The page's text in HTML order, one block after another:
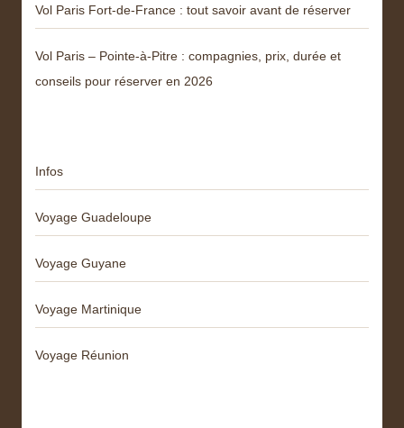
Vol Paris Fort-de-France : tout savoir avant de réserver
Vol Paris – Pointe-à-Pitre : compagnies, prix, durée et
conseils pour réserver en 2026
Infos
Voyage Guadeloupe
Voyage Guyane
Voyage Martinique
Voyage Réunion